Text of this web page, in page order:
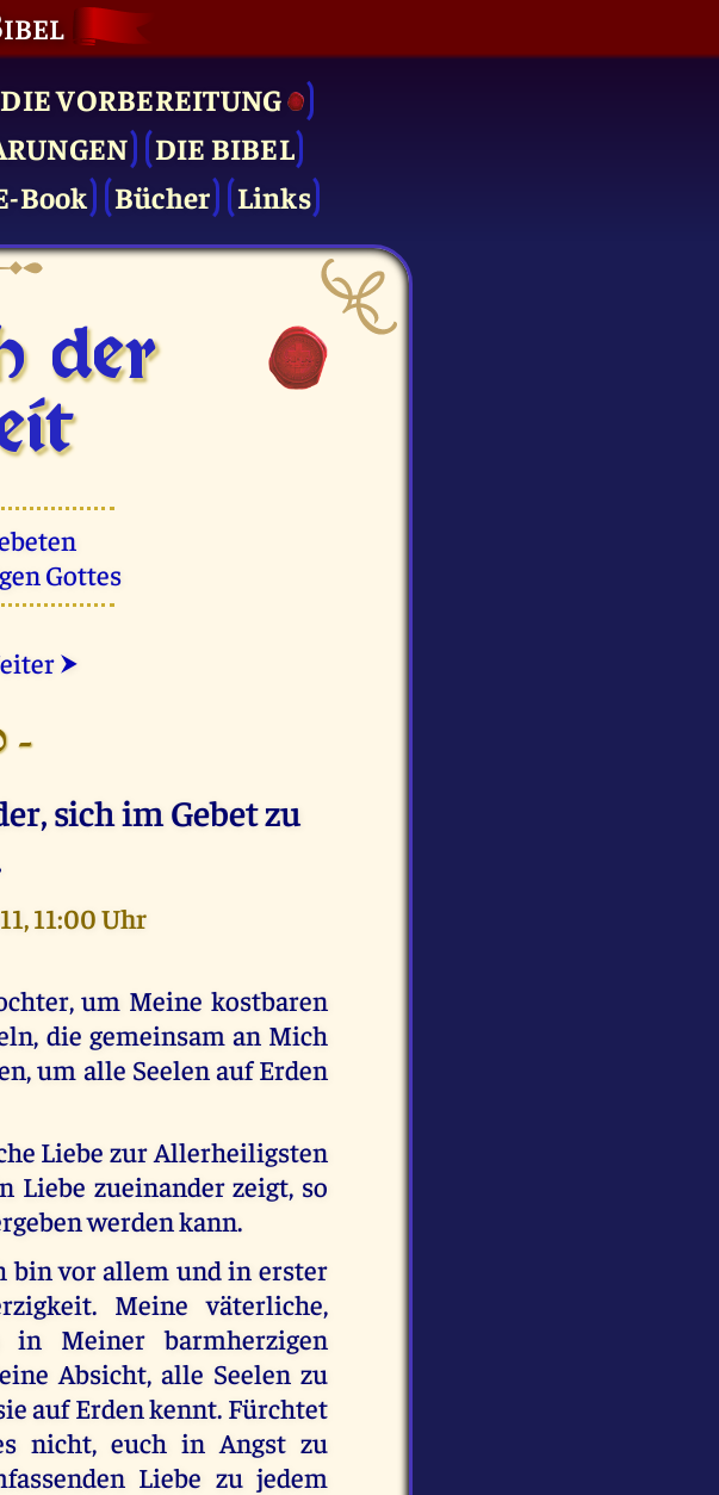
DIE VOR­BEREITUNG
DIE BIBEL
Book Bücher Links
der
Gottes
⮞
-
sich im Gebet zu
11:00 Uhr
um Meine kostbaren
die gemeinsam an Mich
um alle Seelen auf Erden
Liebe zur Allerheiligsten
zueinander zeigt, so
werden kann.
bin vor allem und in erster
Meine väterliche,
Meiner barmherzigen
Absicht, alle Seelen zu
auf Erden kennt. Fürchtet
nicht, euch in Angst zu
Liebe zu jedem